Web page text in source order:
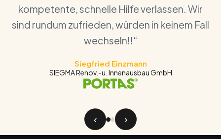
kompetente, schnelle Hilfe verlassen. Wir
sind rundum zufrieden, würden in keinem Fall
wechseln!!“
Siegfried Einzmann
SIEGMA Renov.-u. Innenausbau GmbH
‹ ›